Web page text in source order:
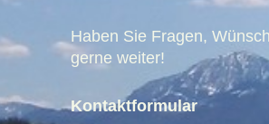
Haben Sie Fragen,
gerne weiter!
Kontaktformular